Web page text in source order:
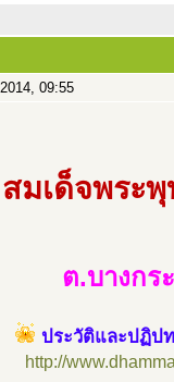
09:55
สมเด็จพระ
ต.บางกร
ประวัติและปฏิป
http://